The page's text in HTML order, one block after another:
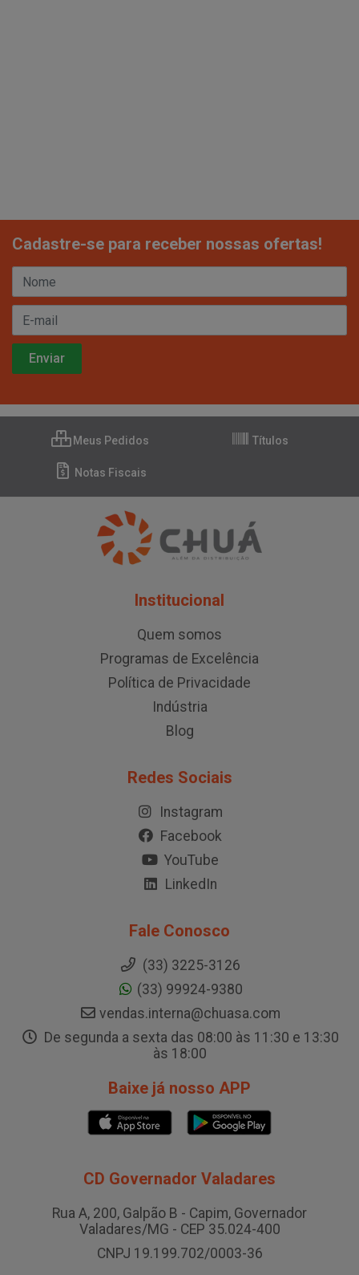
Cadastre-se para receber nossas ofertas!
Meus Pedidos Títulos
Notas Fiscais
Institucional
Quem somos
Programas de Excelência
Política de Privacidade
Indústria
Blog
Redes Sociais
Instagram
Facebook
YouTube
LinkedIn
Fale Conosco
(33) 3225-3126
(33) 99924-9380
vendas.interna@chuasa.com
De segunda a sexta das 08:00 às 11:30 e 13:30
às 18:00
Baixe já nosso APP
CD Governador Valadares
Rua A, 200, Galpão B - Capim, Governador
Valadares/MG - CEP 35.024-400
CNPJ 19.199.702/0003-36